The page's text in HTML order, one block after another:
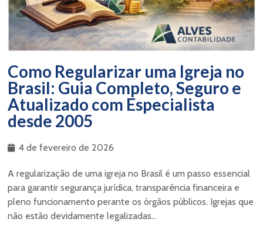
Como Regularizar uma Igreja no
Brasil: Guia Completo, Seguro e
Atualizado com Especialista
desde 2005
4 de fevereiro de 2026
A regularização de uma igreja no Brasil é um passo essencial
para garantir segurança jurídica, transparência financeira e
pleno funcionamento perante os órgãos públicos. Igrejas que
não estão devidamente legalizadas...